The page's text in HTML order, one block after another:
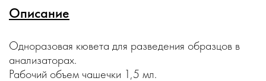
Описание
Одноразовая кювета для разведения образцов в
анализаторах.
Рабочий объем чашечки 1,5 мл.